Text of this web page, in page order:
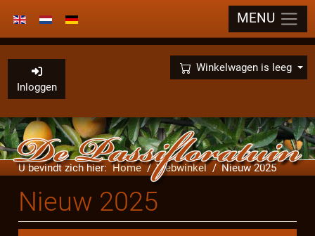
Inloggen
Winkelwagen is leeg
×
Selecteer de taal MENU
U bevindt zich hier:Home Webwinkel Nieuw 2025
Nieuw 2025